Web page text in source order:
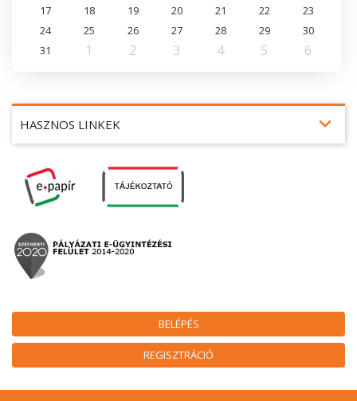
BELÉPÉS
REGISZTRÁCIÓ
HASZNOS LINKEK expand_more
17
18 19 20 21 22
23
24
25 26 27 28 29
30
31
1 2 3 4 5 6